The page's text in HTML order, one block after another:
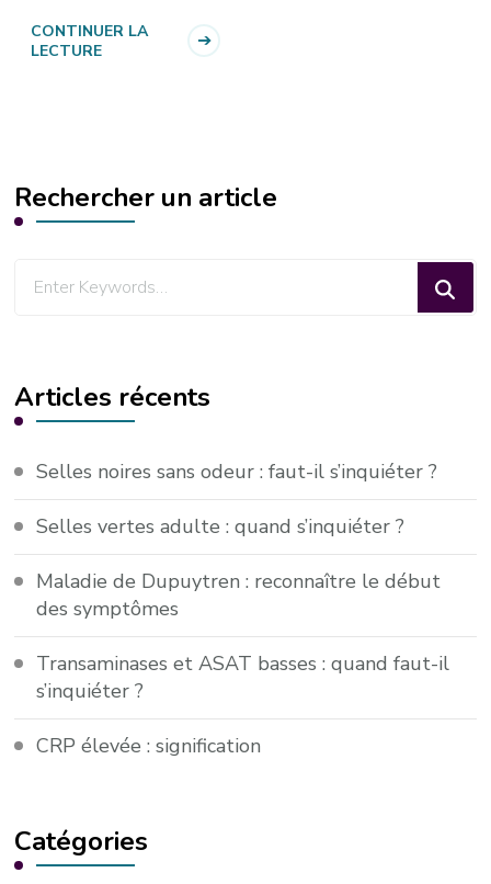
CONTINUER LA
LECTURE
Rechercher un article
Looking
Articles récents
Selles noires sans odeur : faut-il s’inquiéter ?
Selles vertes adulte : quand s’inquiéter ?
Maladie de Dupuytren : reconnaître le début
des symptômes
Transaminases et ASAT basses : quand faut-il
s’inquiéter ?
CRP élevée : signification
Catégories